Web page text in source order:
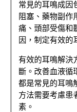
常見的耳鳴成因
阻塞、藥物副作
痛、頭部受傷和
因，制定有效的
有效的耳鳴解決
斷。改善血液循
都是常見的耳鳴
方法需要考慮患
素。